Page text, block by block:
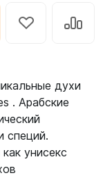
духи
. Арабские
специй.
унисекс